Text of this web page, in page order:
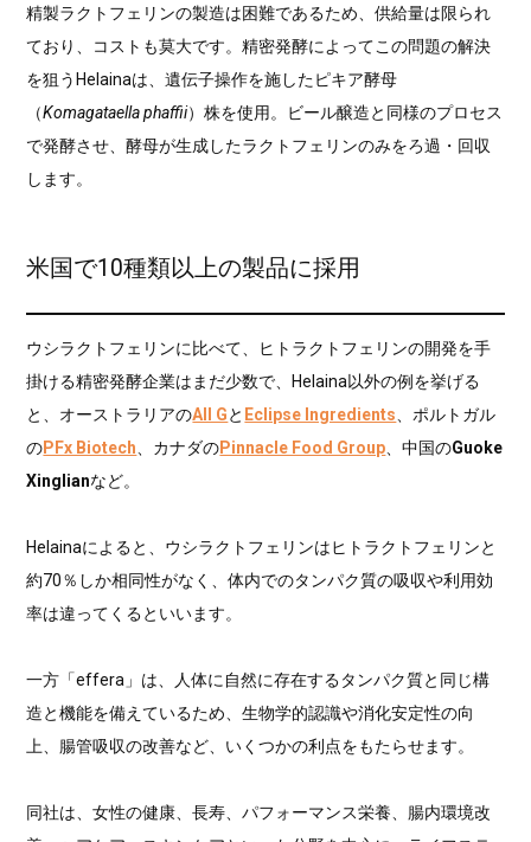
精製ラクトフェリンの製造は困難であるため、供給量は限られ
ており、コストも莫大です。精密発酵によってこの問題の解決
を狙うHelainaは、遺伝子操作を施したピキア酵母
（Komagataella phaffii）株を使用。ビール醸造と同様のプロセス
で発酵させ、酵母が生成したラクトフェリンのみをろ過・回収
します。
米国で10種類以上の製品に採用
ウシラクトフェリンに比べて、ヒトラクトフェリンの開発を手
掛ける精密発酵企業はまだ少数で、Helaina以外の例を挙げる
と、オーストラリアのAll Gと Eclipse Ingredients、ポルトガル
のPFx Biotech、カナダのPinnacle Food Group、中国のGuoke
Xinglianなど。
Helainaによると、ウシラクトフェリンはヒトラクトフェリンと
約70％しか相同性がなく、体内でのタンパク質の吸収や利用効
率は違ってくるといいます。
一方「effera」は、人体に自然に存在するタンパク質と同じ構
造と機能を備えているため、生物学的認識や消化安定性の向
上、腸管吸収の改善など、いくつかの利点をもたらせます。
同社は、女性の健康、長寿、パフォーマンス栄養、腸内環境改